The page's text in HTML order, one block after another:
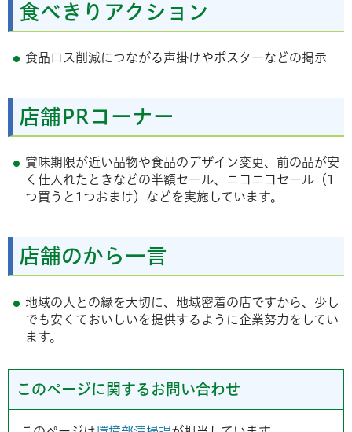
食べきりアクション
食品ロス削減につながる声掛けやポスターなどの掲示
店舗PRコーナー
賞味期限が近い品物や食品のデザイン変更、前の品が安
く仕入れたときなどの半額セール、ニコニコセール（1
つ買うと1つおまけ）などを実施しています。
店舗のから一言
地域の人との縁を大切に、地域密着の店ですから、少し
でも安くておいしいを提供するように企業努力をしてい
ます。
このページに関するお問い合わせ